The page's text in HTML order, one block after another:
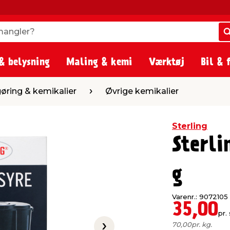
belysning Maling & kemi Værktøj Bil &
Øvrige kemikalier
& kemikalier Øvrige kemikalier
Sterling
g
Varenr.: 9072105
35,00pr.
70,00pr. kg.